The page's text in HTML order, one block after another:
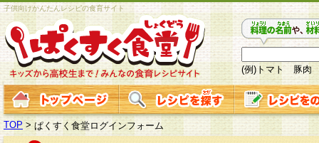
子供向けかんたんレシピの食育サイト
(例)トマト 豚肉
TOP > ぱくすく食堂ログインフォーム